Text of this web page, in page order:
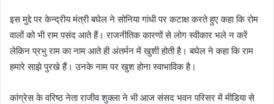
इस मुद्दे पर केन्द्रीय मंत्री बघेल ने सोनिया गांधी पर कटाक्ष करते हुए कहा कि रोम
वालों को भी राम पसंद आते हैं। राजनीतिक कारणों से लोग स्वीकार भले न करें
लेकिन प्रभु राम का नाम आते ही अंतर्मन में खुशी होती है। बघेल ने कहा कि राम
हमारे साझे पुरखे हैं। उनके नाम पर खुश होना स्वाभाविक है।
कांग्रेस के वरिष्ठ नेता राजीव शुक्ला ने भी आज संसद भवन परिसर में मीडिया से